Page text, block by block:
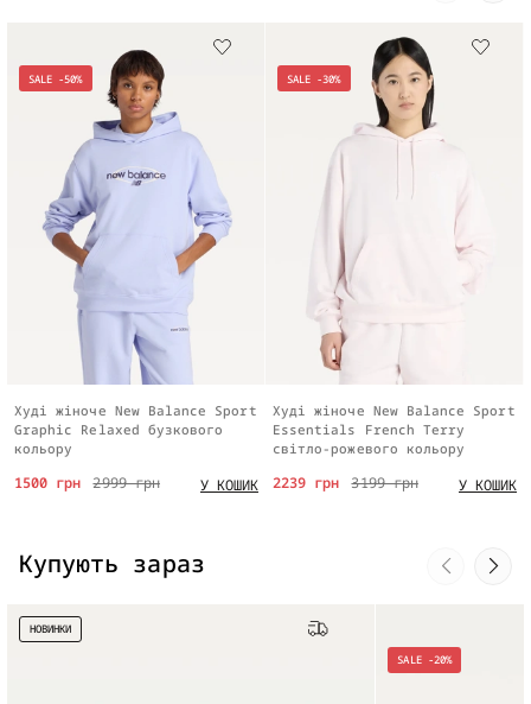
SALE -50%
Худі жіноче New Balance Sport
Graphic Relaxed бузкового
кольору
2999 грн
1500 грн У КОШИК
SALE -30%
Худі жіноче New Balance Sport
Essentials French Terry
світло-рожевого кольору
3199 грн
2239 грн У КОШИК
Купують зараз
НОВИНКИ
SALE -20%